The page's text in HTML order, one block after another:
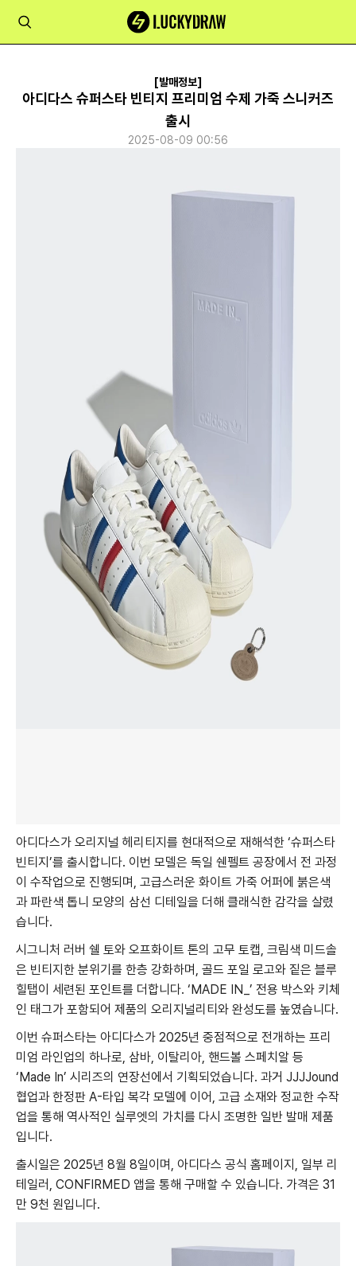
[발매정보]
아디다스 슈퍼스타 빈티지 프리미엄 수제 가죽 스니커즈
출시
2025-08-09 00:56
아디다스가 오리지널 헤리티지를 현대적으로 재해석한 ‘슈퍼스타
빈티지’를 출시합니다. 이번 모델은 독일 쉔펠트 공장에서 전 과정
이 수작업으로 진행되며, 고급스러운 화이트 가죽 어퍼에 붉은색
과 파란색 톱니 모양의 삼선 디테일을 더해 클래식한 감각을 살렸
습니다.
시그니처 러버 쉘 토와 오프화이트 톤의 고무 토캡, 크림색 미드솔
은 빈티지한 분위기를 한층 강화하며, 골드 포일 로고와 짙은 블루
힐탭이 세련된 포인트를 더합니다. ‘MADE IN_’ 전용 박스와 키체
인 태그가 포함되어 제품의 오리지널리티와 완성도를 높였습니다.
이번 슈퍼스타는 아디다스가 2025년 중점적으로 전개하는 프리
미엄 라인업의 하나로, 삼바, 이탈리아, 핸드볼 스페치알 등
‘Made In’ 시리즈의 연장선에서 기획되었습니다. 과거 JJJJound
협업과 한정판 A-타입 복각 모델에 이어, 고급 소재와 정교한 수작
업을 통해 역사적인 실루엣의 가치를 다시 조명한 일반 발매 제품
입니다.
출시일은 2025년 8월 8일이며, 아디다스 공식 홈페이지, 일부 리
테일러, CONFIRMED 앱을 통해 구매할 수 있습니다. 가격은 31
만 9천 원입니다.